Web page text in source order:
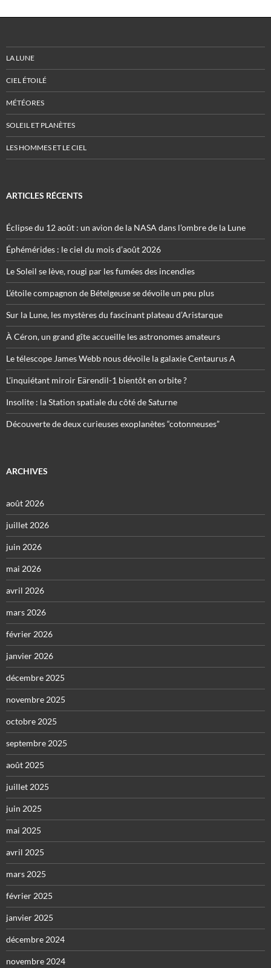
LA LUNE
CIEL ÉTOILÉ
MÉTÉORES
SOLEIL ET PLANÈTES
LES HOMMES ET LE CIEL
ARTICLES RÉCENTS
Éclipse du 12 août : un avion de la NASA dans l’ombre de la Lune
Éphémérides : le ciel du mois d’août 2026
Le Soleil se lève, rougi par les fumées des incendies
L’étoile compagnon de Bételgeuse se dévoile un peu plus
Sur la Lune, les mystères du fascinant plateau d’Aristarque
À Céron, un grand gîte accueille les astronomes amateurs
Le télescope James Webb nous dévoile la galaxie Centaurus A
L’inquiétant miroir Eärendil-1 bientôt en orbite ?
Insolite : la Station spatiale du côté de Saturne
Découverte de deux curieuses exoplanètes “cotonneuses”
ARCHIVES
août 2026
juillet 2026
juin 2026
mai 2026
avril 2026
mars 2026
février 2026
janvier 2026
décembre 2025
novembre 2025
octobre 2025
septembre 2025
août 2025
juillet 2025
juin 2025
mai 2025
avril 2025
mars 2025
février 2025
janvier 2025
décembre 2024
novembre 2024